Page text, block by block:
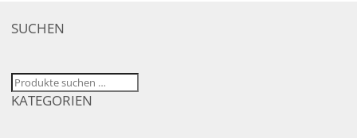
SUCHEN
Suchen
nach:
KATEGORIEN